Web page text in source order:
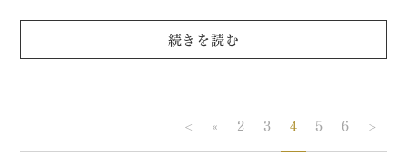
続きを読む
< « 2 3 4 5 6 >